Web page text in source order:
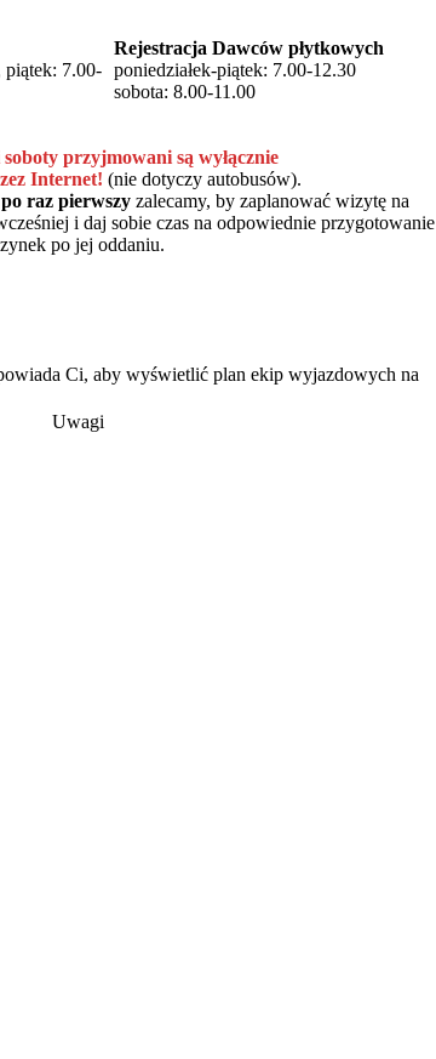
piątek: 7.00-
Rejestracja Dawców płytkowych
poniedziałek-piątek: 7.00-12.30
sobota: 8.00-11.00
przyjmowani są wyłącznie
Internet! (nie dotyczy autobusów).
raz pierwszy zalecamy, by zaplanować wizytę na
i daj sobie czas na odpowiednie przygotowanie
po jej oddaniu.
Ci, aby wyświetlić plan ekip wyjazdowych na
Uwagi